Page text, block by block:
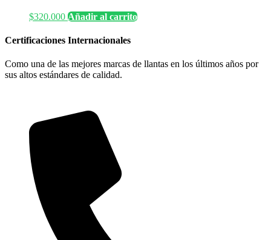
$320.000 Añadir al carrito
Certificaciones Internacionales
Como una de las mejores marcas de llantas en los últimos años por
sus altos estándares de calidad.